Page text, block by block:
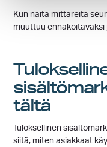
Kun näitä mittareita
muuttuu ennakoitavaksi
tältä
Tuloksellinen
siitä, miten asiakkaat